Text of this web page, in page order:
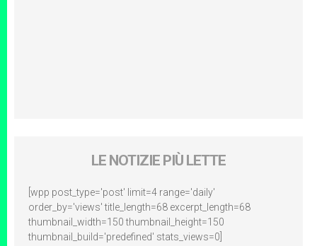
LE NOTIZIE PIÙ LETTE
[wpp post_type='post' limit=4 range='daily'
order_by='views' title_length=68 excerpt_length=68
thumbnail_width=150 thumbnail_height=150
thumbnail_build='predefined' stats_views=0]